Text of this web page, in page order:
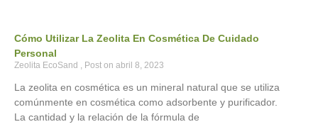
Cómo Utilizar La Zeolita En Cosmética De Cuidado
Personal
Zeolita EcoSand abril 8, 2023
La zeolita en cosmética es un mineral natural que se utiliza
comúnmente en cosmética como adsorbente y purificador.
La cantidad y la relación de la fórmula de